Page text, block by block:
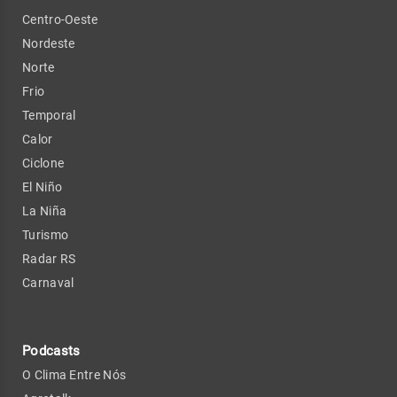
Centro-Oeste
Nordeste
Norte
Frio
Temporal
Calor
Ciclone
El Niño
La Niña
Turismo
Radar RS
Carnaval
Podcasts
O Clima Entre Nós